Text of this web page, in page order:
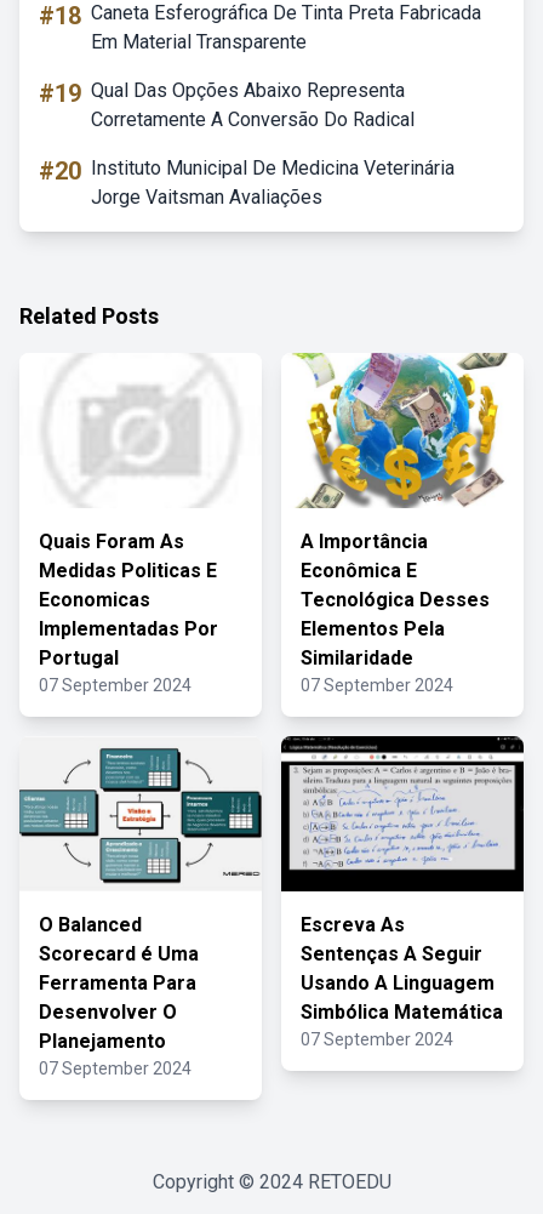
#18 Caneta Esferográfica De Tinta Preta Fabricada
Em Material Transparente
#19 Qual Das Opções Abaixo Representa
Corretamente A Conversão Do Radical
#20 Instituto Municipal De Medicina Veterinária
Jorge Vaitsman Avaliações
Related Posts
Quais Foram As
Medidas Politicas E
Economicas
Implementadas Por
Portugal
07 September 2024
A Importância
Econômica E
Tecnológica Desses
Elementos Pela
Similaridade
07 September 2024
O Balanced
Scorecard é Uma
Ferramenta Para
Desenvolver O
Planejamento
07 September 2024
Escreva As
Sentenças A Seguir
Usando A Linguagem
Simbólica Matemática
07 September 2024
Copyright © 2024 RETOEDU